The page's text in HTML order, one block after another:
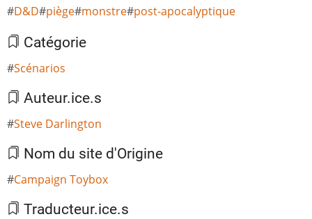
D&D piège monstre post-apocalyptique
Catégorie
Scénarios
Auteur.ice.s
Steve Darlington
Nom du site d'Origine
Campaign Toybox
Traducteur.ice.s